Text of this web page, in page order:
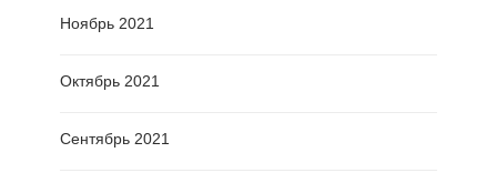
Ноябрь 2021
Октябрь 2021
Сентябрь 2021